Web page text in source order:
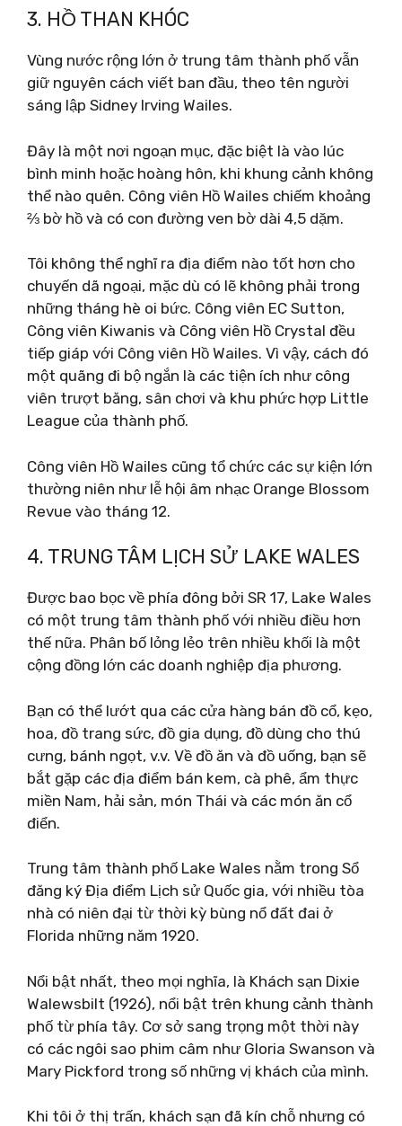
3. HỒ THAN KHÓC
Vùng nước rộng lớn ở trung tâm thành phố vẫn
giữ nguyên cách viết ban đầu, theo tên người
sáng lập Sidney Irving Wailes.
Đây là một nơi ngoạn mục, đặc biệt là vào lúc
bình minh hoặc hoàng hôn, khi khung cảnh không
thể nào quên. Công viên Hồ Wailes chiếm khoảng
⅔ bờ hồ và có con đường ven bờ dài 4,5 dặm.
Tôi không thể nghĩ ra địa điểm nào tốt hơn cho
chuyến dã ngoại, mặc dù có lẽ không phải trong
những tháng hè oi bức. Công viên EC Sutton,
Công viên Kiwanis và Công viên Hồ Crystal đều
tiếp giáp với Công viên Hồ Wailes. Vì vậy, cách đó
một quãng đi bộ ngắn là các tiện ích như công
viên trượt băng, sân chơi và khu phức hợp Little
League của thành phố.
Công viên Hồ Wailes cũng tổ chức các sự kiện lớn
thường niên như lễ hội âm nhạc Orange Blossom
Revue vào tháng 12.
4. TRUNG TÂM LỊCH SỬ LAKE WALES
Được bao bọc về phía đông bởi SR 17, Lake Wales
có một trung tâm thành phố với nhiều điều hơn
thế nữa. Phân bố lỏng lẻo trên nhiều khối là một
cộng đồng lớn các doanh nghiệp địa phương.
Bạn có thể lướt qua các cửa hàng bán đồ cổ, kẹo,
hoa, đồ trang sức, đồ gia dụng, đồ dùng cho thú
cưng, bánh ngọt, v.v. Về đồ ăn và đồ uống, bạn sẽ
bắt gặp các địa điểm bán kem, cà phê, ẩm thực
miền Nam, hải sản, món Thái và các món ăn cổ
điển.
Trung tâm thành phố Lake Wales nằm trong Sổ
đăng ký Địa điểm Lịch sử Quốc gia, với nhiều tòa
nhà có niên đại từ thời kỳ bùng nổ đất đai ở
Florida những năm 1920.
Nổi bật nhất, theo mọi nghĩa, là Khách sạn Dixie
Walewsbilt (1926), nổi bật trên khung cảnh thành
phố từ phía tây. Cơ sở sang trọng một thời này
có các ngôi sao phim câm như Gloria Swanson và
Mary Pickford trong số những vị khách của mình.
Khi tôi ở thị trấn, khách sạn đã kín chỗ nhưng có